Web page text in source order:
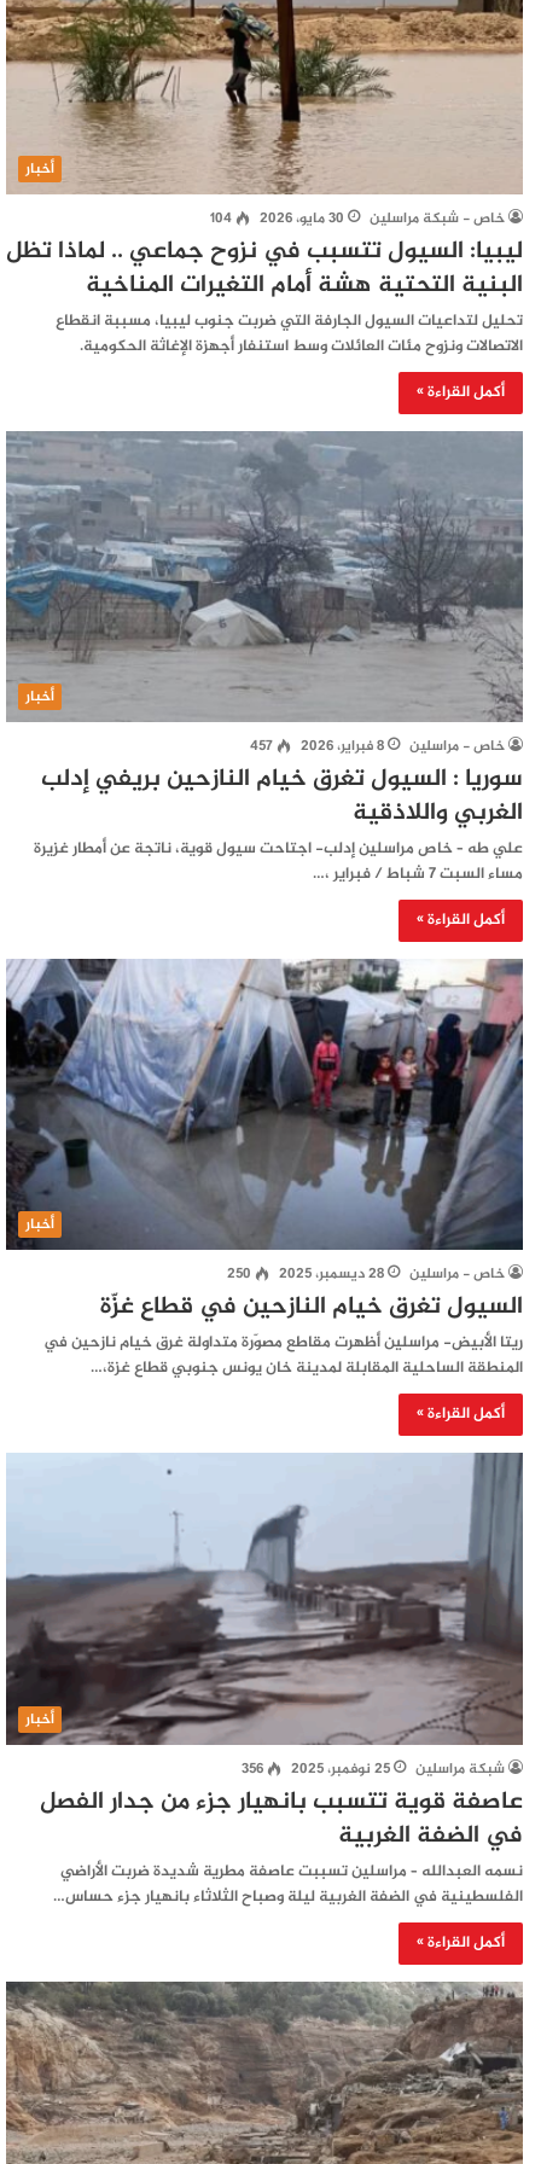
أخبار
خاص - شبكة مراسلين 30 مايو، 2026 104
ليبيا: السيول تتسبب في نزوح جماعي .. لماذا تظل
البنية التحتية هشة أمام التغيرات المناخية
تحليل لتداعيات السيول الجارفة التي ضربت جنوب ليبيا، مسببة انقطاع
الاتصالات ونزوح مئات العائلات وسط استنفار أجهزة الإغاثة الحكومية.
أكمل القراءة »
أخبار
خاص - مراسلين 8 فبراير، 2026 457
سوريا : السيول تغرق خيام النازحين بريفي إدلب
الغربي واللاذقية
علي طه – خاص مراسلين إدلب- اجتاحت سيول قوية، ناتجة عن أمطار غزيرة
مساء السبت 7 شباط / فبراير ،…
أكمل القراءة »
أخبار
خاص - مراسلين 28 ديسمبر، 2025 250
السيول تغرق خيام النازحين في قطاع غزّة
ريتا الأبيض- مراسلين أظهرت مقاطع مصوّرة متداولة غرق خيام نازحين في
المنطقة الساحلية المقابلة لمدينة خان يونس جنوبي قطاع غزة،…
أكمل القراءة »
أخبار
شبكة مراسلين 25 نوفمبر، 2025 356
عاصفة قوية تتسبب بانهيار جزء من جدار الفصل
في الضفة الغربية
نسمه العبدالله – مراسلين تسببت عاصفة مطرية شديدة ضربت الأراضي
الفلسطينية في الضفة الغربية ليلة وصباح الثلاثاء بانهيار جزء حساس…
أكمل القراءة »